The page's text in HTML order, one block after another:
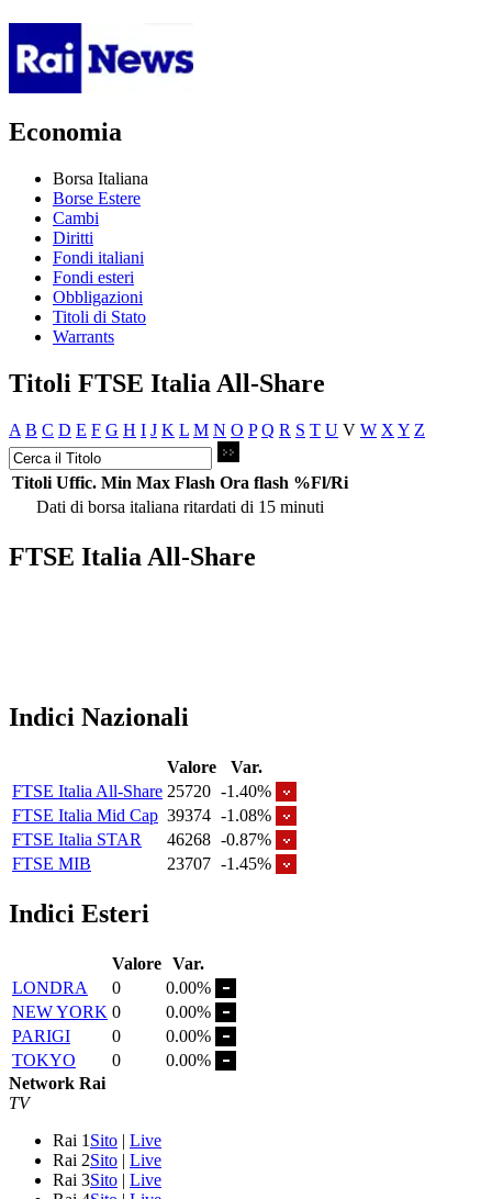
Economia
Borsa Italiana
Borse Estere
Cambi
Diritti
Fondi italiani
Fondi esteri
Obbligazioni
Titoli di Stato
Warrants
Titoli FTSE Italia All-Share
A B C D E F G H I J K L M N O P Q R S T U V W X Y Z
Titoli Uffic. Min Max Flash Ora flash %Fl/Ri
Dati di borsa italiana ritardati di 15 minuti
FTSE Italia All-Share
Indici Nazionali
Valore
Var.
FTSE Italia All-Share 25720 -1.40%
FTSE Italia Mid Cap 39374 -1.08%
FTSE Italia STAR
46268 -0.87%
FTSE MIB
23707 -1.45%
Indici Esteri
Valore Var.
LONDRA
0
0.00%
NEW YORK 0
0.00%
PARIGI
0
0.00%
TOKYO
0
0.00%
Network Rai
TV
Rai 1 Sito | Live
Rai 2Sito | Live
Rai 3Sito | Live